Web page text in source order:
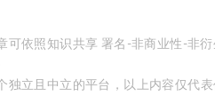
可依照知识共享 署名-非商业性-非
独立且中立的平台，以上内容仅代表